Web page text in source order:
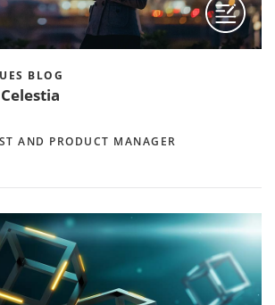
BLOG
AND PRODUCT MANAGER